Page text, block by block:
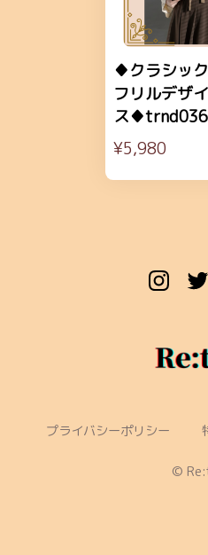
♦クラシッ
フリルデザ
ス♦trnd036
¥5,980
プライバシーポリシー
©︎